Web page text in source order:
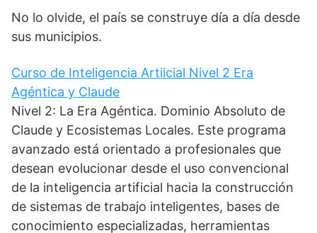
No lo olvide, el país se construye día a día desde
sus municipios.
Curso de Inteligencia Artiicial Nivel 2 Era
Agéntica y Claude
Nivel 2: La Era Agéntica. Dominio Absoluto de
Claude y Ecosistemas Locales. Este programa
avanzado está orientado a profesionales que
desean evolucionar desde el uso convencional
de la inteligencia artificial hacia la construcción
de sistemas de trabajo inteligentes, bases de
conocimiento especializadas, herramientas